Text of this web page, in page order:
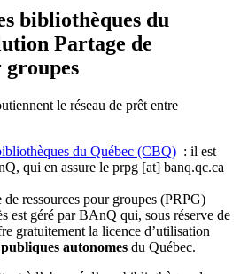
bibliothèques du
Partage de
groupes
le réseau de prêt entre
du Québec (CBQ) : il est
qui en assure le prpg [at] banq.qc.ca
ressources pour groupes (PRPG)
est géré par BAnQ qui, sous réserve de
gratuitement la licence d’utilisation
autonomes du Québec.